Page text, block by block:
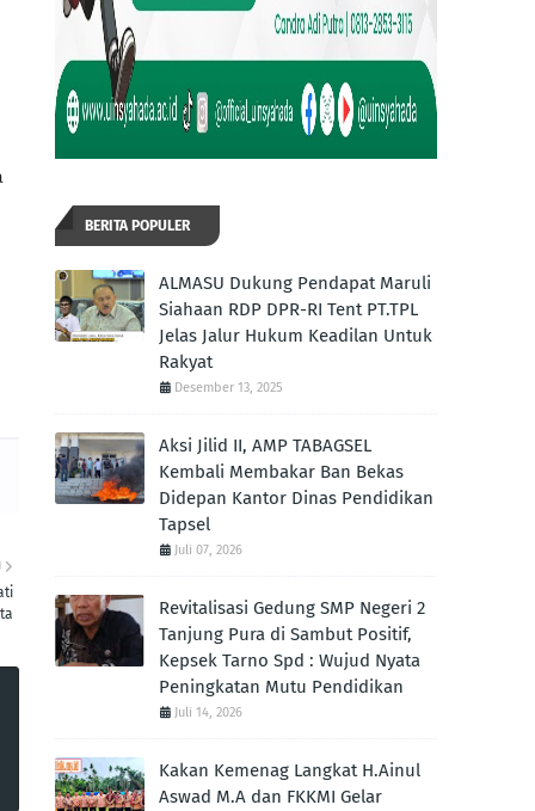
BERITA POPULER
ALMASU Dukung Pendapat Maruli
Siahaan RDP DPR-RI Tent PT.TPL
Jelas Jalur Hukum Keadilan Untuk
Rakyat
Desember 13, 2025
Aksi Jilid II, AMP TABAGSEL
Kembali Membakar Ban Bekas
Didepan Kantor Dinas Pendidikan
Tapsel
Juli 07, 2026
Revitalisasi Gedung SMP Negeri 2
Tanjung Pura di Sambut Positif,
Kepsek Tarno Spd : Wujud Nyata
Peningkatan Mutu Pendidikan
Juli 14, 2026
Kakan Kemenag Langkat H.Ainul
Aswad M.A dan FKKMI Gelar